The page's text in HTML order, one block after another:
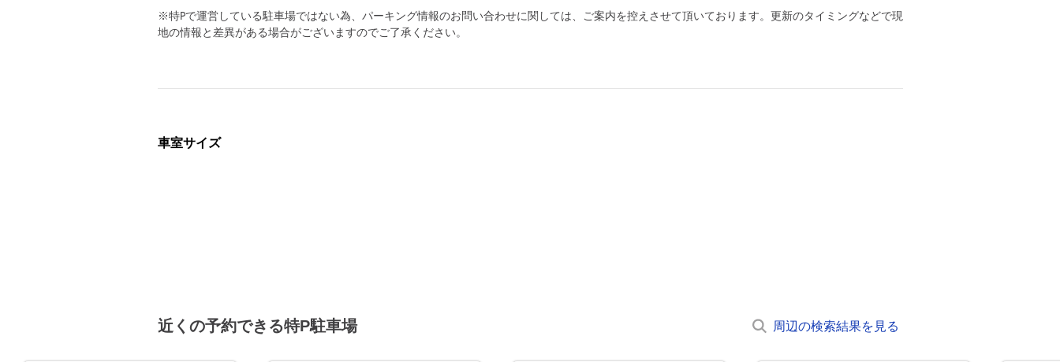
※特Pで運営している駐車場ではない為、パーキング情報のお問い合わせに関しては、ご案内を控えさせて頂いております。更新のタイミングなどで現
地の情報と差異がある場合がございますのでご了承ください。
車室サイズ
近くの予約できる特P駐車場 周辺の検索結果を見る